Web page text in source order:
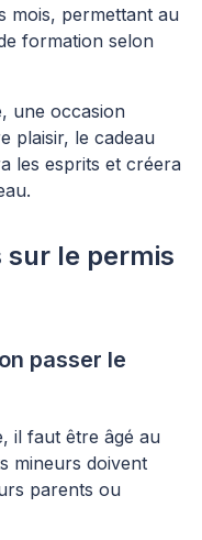
mois, permettant au
formation selon
une occasion
plaisir, le cadeau
les esprits et créera
le permis
passer le
il faut être âgé au
mineurs doivent
parents ou